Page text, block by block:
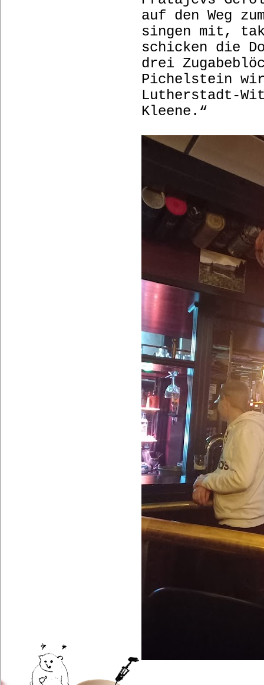
auf den Weg
singen mit,
schicken die
drei
Pichelstein
Lutherstadt-
Kleene.“